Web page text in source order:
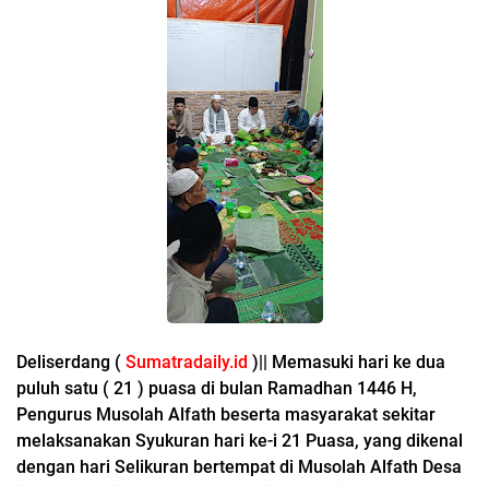
Deliserdang ( Sumatradaily.id )|| Memasuki hari ke dua
puluh satu ( 21 ) puasa di bulan Ramadhan 1446 H,
Pengurus Musolah Alfath beserta masyarakat sekitar
melaksanakan Syukuran hari ke-i 21 Puasa, yang dikenal
dengan hari Selikuran bertempat di Musolah Alfath Desa